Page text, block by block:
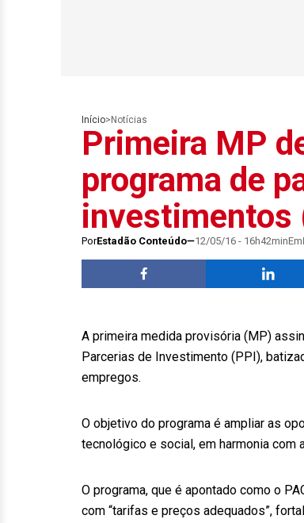
Início> Notícias
Primeira MP
programa de
investimentos
PorEstadão Conteúdo 12/05/16 - 16h42minEm
A primeira medida provisória (MP)
Parcerias de Investimento (PPI),
empregos.
O objetivo do programa é ampliar as
tecnológico e social, em harmonia
O programa, que é apontado como o
com “tarifas e preços adequados”,